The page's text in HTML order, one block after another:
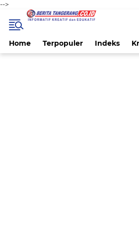
-->
Home Terpopuler Indeks